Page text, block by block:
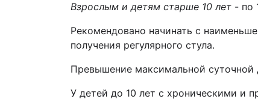
Взрослым и детям старше 10 лет - по
Рекомендовано начинать с
получения регулярного стула.
Превышение максимальной суточной
У детей до 10 лет с хроническими и